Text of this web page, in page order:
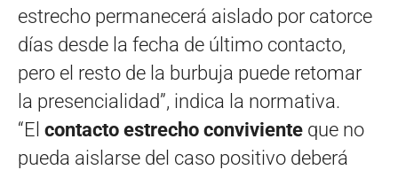
estrecho permanecerá aislado por catorce
días desde la fecha de último contacto,
pero el resto de la burbuja puede retomar
la presencialidad”, indica la normativa.
“El contacto estrecho conviviente que no
pueda aislarse del caso positivo deberá